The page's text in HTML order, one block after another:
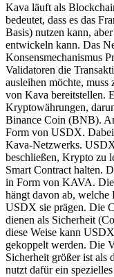
Kava läuft als
bedeutet, dass es das
Basis) nutzen kann,
entwickeln kann. Das
Konsensmechanismus
Validatoren die
ausleihen möchte,
von Kava bereitstellen.
Kryptowährungen,
Binance Coin (BNB).
Form von USDX. Dabei
Kava-Netzwerks.
beschließen, Krypto zu
Smart Contract halten.
in Form von KAVA.
hängt davon ab,
USDX sie prägen. Die
dienen als Sicherheit
diese Weise kann
gekoppelt werden. Die
Sicherheit größer ist
nutzt dafür ein